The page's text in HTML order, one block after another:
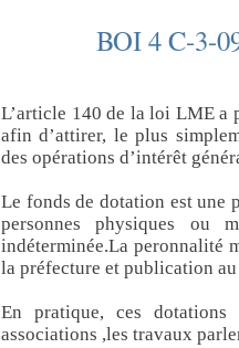
BOI 4 C-3-
L’article 140 de la loi LME a
afin d’attirer, le plus
des opérations d’intérêt
Le fonds de dotation est une
personnes physiques ou
indéterminée.La peronnalité
la préfecture et publication
En pratique, ces dotations
associations ,les travaux